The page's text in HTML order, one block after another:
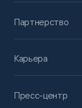
Партнерство
Карьера
Пресс-центр